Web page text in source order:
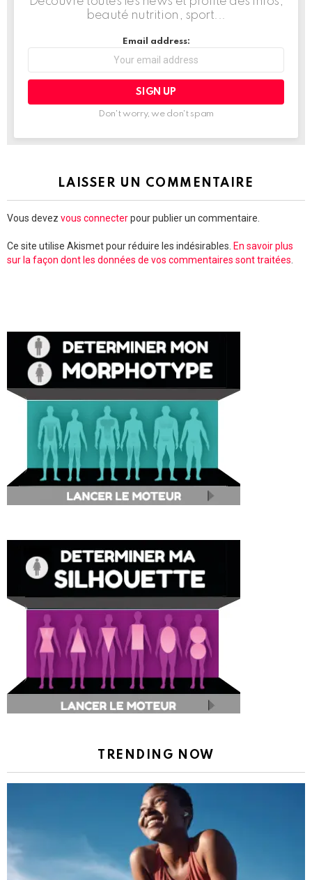
beauté nutrition, sport...
Email address:
Don't worry, we don't spam
LAISSER UN COMMENTAIRE
Vous devez vous connecterpour publier un commentaire.
Ce site utilise Akismet pour réduire les indésirables. En savoir plus
sur la façon dont les données de vos commentaires sont traitées
TRENDING NOW